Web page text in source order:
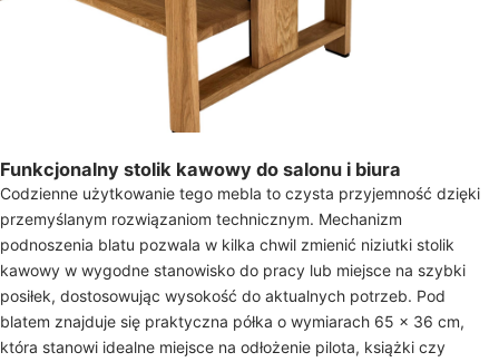
Funkcjonalny stolik kawowy do salonu i biura
Codzienne użytkowanie tego mebla to czysta przyjemność dzięki
przemyślanym rozwiązaniom technicznym. Mechanizm
podnoszenia blatu pozwala w kilka chwil zmienić niziutki stolik
kawowy w wygodne stanowisko do pracy lub miejsce na szybki
posiłek, dostosowując wysokość do aktualnych potrzeb. Pod
blatem znajduje się praktyczna półka o wymiarach 65 x 36 cm,
która stanowi idealne miejsce na odłożenie pilota, książki czy